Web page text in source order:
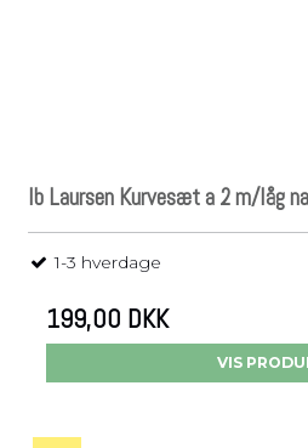
Ib Laursen Kurvesæt a 2 m/låg
1-3 hverdage
199,00 DKK
VIS